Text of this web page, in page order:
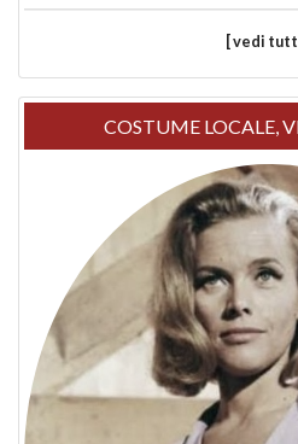
[ vedi
COSTUME LOCALE,